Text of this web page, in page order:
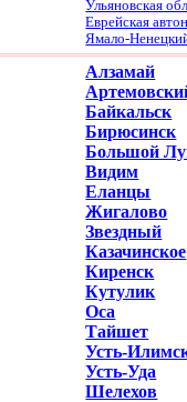
Ульяновская
Еврейская
Ямало-
Алзамай
Байкальск
Бирюсинск
Большой
Видим
Еланцы
Жигалово
Звездный
Казачинское
Киренск
Кутулик
Оса
Тайшет
Усть-
Усть-Уда
Шелехов